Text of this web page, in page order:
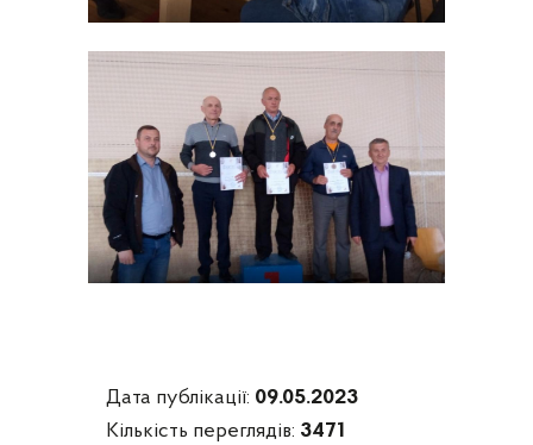
Дата публікації: 09.05.2023
Кількість переглядів: 3471